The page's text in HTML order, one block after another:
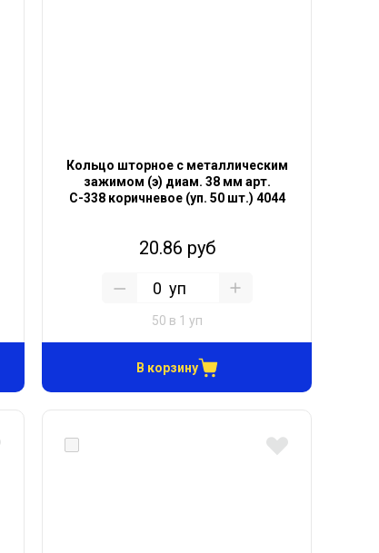
Кольцо шторное с металлическим
зажимом (э) диам. 38 мм арт.
С-338 коричневое (уп. 50 шт.) 4044
20.86 руб
уп
50 в 1 уп
В корзину